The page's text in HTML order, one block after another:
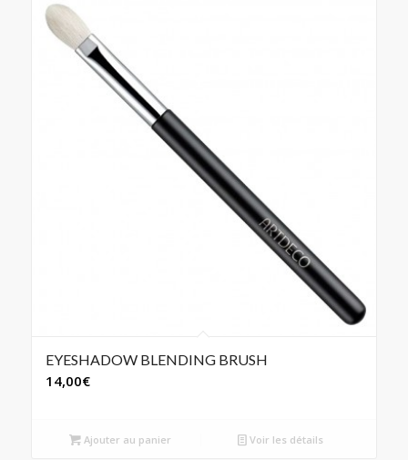
EYESHADOW BLENDING BRUSH
14,00€
Ajouter au panier Voir les détails